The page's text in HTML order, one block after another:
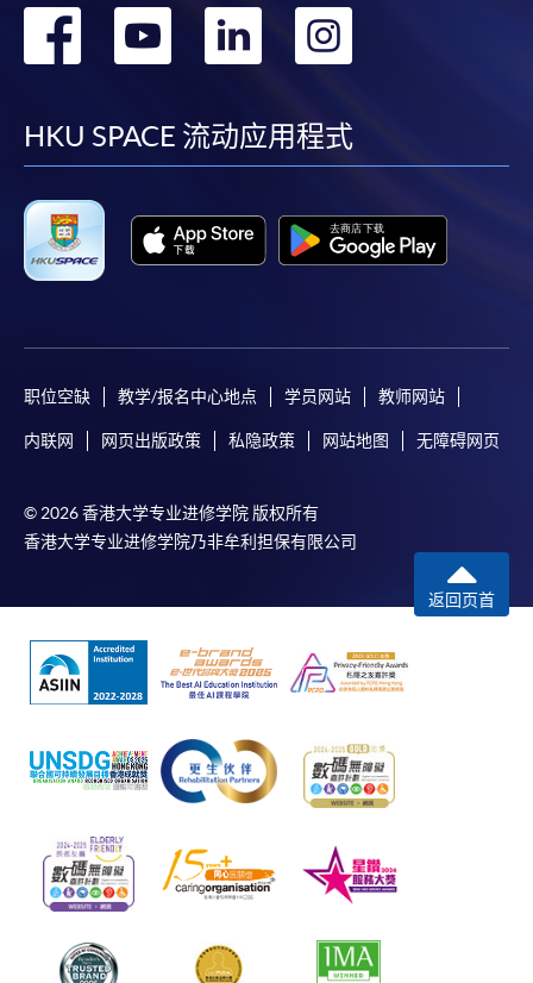
转
facebook
转
youtube
转
linkedin
HKU SPACE 流动应用程式
职位空缺 教学/报名中心地点 学员网站 教师网站
内联网 网页出版政策 私隐政策 网站地图 无障碍网页
© 2026 香港大学专业进修学院 版权所有
香港大学专业进修学院乃非牟利担保有限公司
返回页首